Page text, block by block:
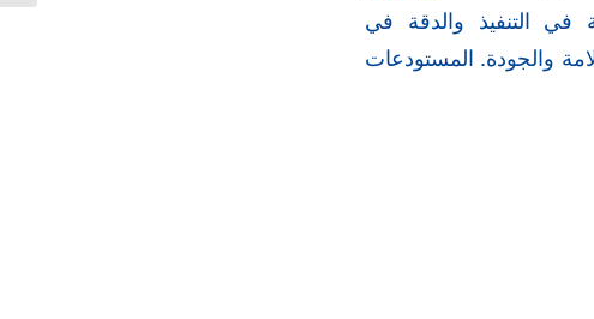
في التنفيذ والدقة في
والجودة. المستودعات